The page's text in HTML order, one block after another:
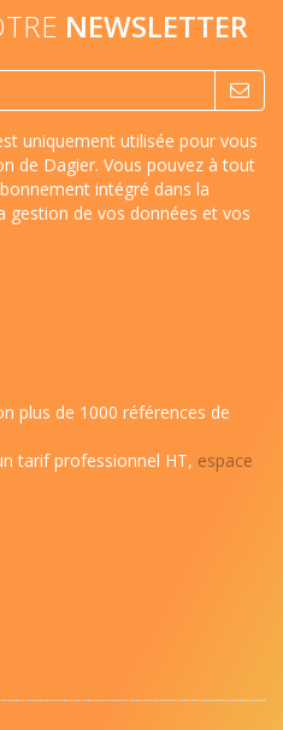
NEWSLETTER
uniquement utilisée pour vous
de Dagier. Vous pouvez à tout
intégré dans la
gestion de vos données et vos
plus de 1000 références de
tarif professionnel HT, espace